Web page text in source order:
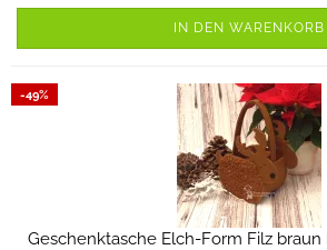
IN DEN WARENKORB
-49%
Geschenktasche Elch-Form Filz braun